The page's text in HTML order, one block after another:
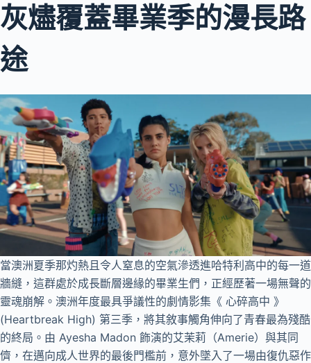
灰燼覆蓋畢業季的漫長路
途
當澳洲夏季那灼熱且令人窒息的空氣滲透進哈特利高中的每一道
牆縫，這群處於成長斷層邊緣的畢業生們，正經歷著一場無聲的
靈魂崩解。澳洲年度最具爭議性的劇情影集《 心碎高中 》
(Heartbreak High) 第三季，將其敘事觸角伸向了青春最為殘酷
的終局。由 Ayesha Madon 飾演的艾茉莉（Amerie）與其同
儕，在邁向成人世界的最後門檻前，意外墜入了一場由復仇惡作